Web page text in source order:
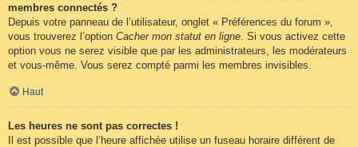
membres connectés ?
Depuis votre panneau de l’utilisateur, onglet « Préférences du forum »,
vous trouverez l’option Cacher mon statut en ligne . Si vous activez cette
option vous ne serez visible que par les administrateurs, les modérateurs
et vous-même. Vous serez compté parmi les membres invisibles.
Haut
Les heures ne sont pas correctes !
Il est possible que l’heure affichée utilise un fuseau horaire différent de